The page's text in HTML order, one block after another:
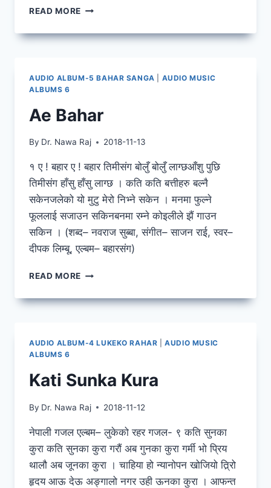
READ MORE BAHAR
AUDIO ALBUM-5 BAHAR SANGA
AUDIO MUSIC
ALBUMS 6
Ae Bahar
By Dr. Nawa Raj 2018-11-13
१ ए ! बहार ए ! बहार तिमीसंग बोलुँ बोलुँ लाग्छआँशु पुछि
तिमीसंग हाँसु हाँसु लाग्छ । कति कति बत्तीहरु बल्नै
सकेनजलेको यो मुटु मेरो निभ्ने सकेन । मनमा फुल्ने
फूललाई सजाउन सकिनबनमा रम्ने कोइलीले झैं गाउन
सकिन । (शब्द– नवराज सुब्बा, संगीत– साजन राई, स्वर–
दीपक लिम्बू, एल्बम– बहारसंग)
READ MORE AE
AUDIO ALBUM-4 LUKEKO RAHAR |AUDIO MUSIC
ALBUMS 6
Kati Sunka Kura
By Dr. Nawa Raj 2018-11-12
नेपाली गजल एल्बम– लुकेको रहर गजल- ९ कति सुनका
कुरा कति सुनका कुरा गरौं अब गुनका कुरा गर्मी भो प्रिय
थालौ अब जूनका कुरा । चाहिया हो न्यानोपन खोजियो त्रि्रो
हृदय आऊ देऊ अङ्गालो नगर उही ऊनका कुरा । आफन्त